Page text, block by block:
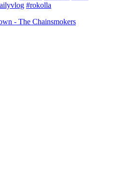
#rokolla
- The Chainsmokers